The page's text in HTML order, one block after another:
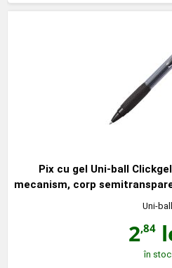
Pix cu gel Uni-ball
mecanism, corp
Uni-ball
2,84
în stoc